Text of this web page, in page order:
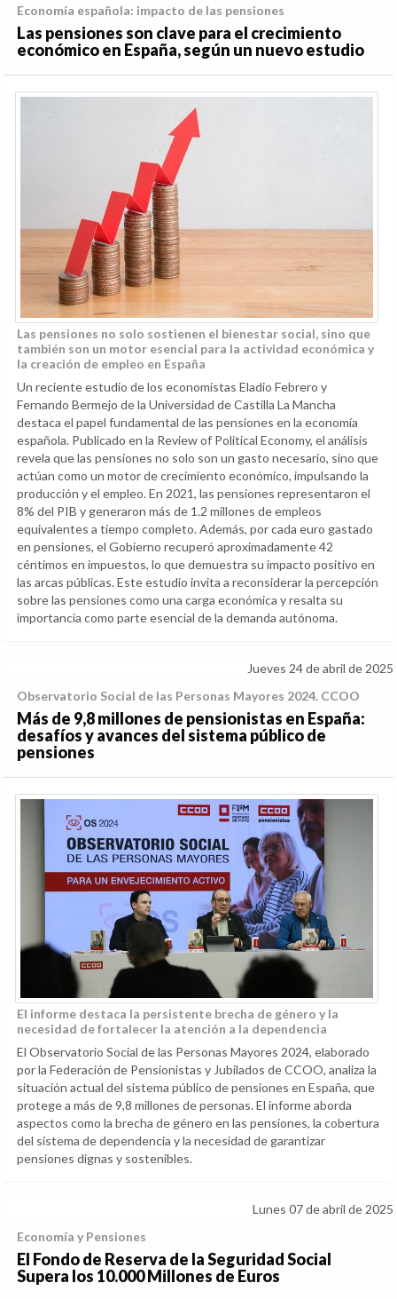
Economía española: impacto de las pensiones
Las pensiones son clave para el crecimiento
económico en España, según un nuevo estudio
Las pensiones no solo sostienen el bienestar social, sino que
también son un motor esencial para la actividad económica y
la creación de empleo en España
Un reciente estudio de los economistas Eladio Febrero y
Fernando Bermejo de la Universidad de Castilla La Mancha
destaca el papel fundamental de las pensiones en la economía
española. Publicado en la Review of Political Economy, el análisis
revela que las pensiones no solo son un gasto necesario, sino que
actúan como un motor de crecimiento económico, impulsando la
producción y el empleo. En 2021, las pensiones representaron el
8% del PIB y generaron más de 1.2 millones de empleos
equivalentes a tiempo completo. Además, por cada euro gastado
en pensiones, el Gobierno recuperó aproximadamente 42
céntimos en impuestos, lo que demuestra su impacto positivo en
las arcas públicas. Este estudio invita a reconsiderar la percepción
sobre las pensiones como una carga económica y resalta su
importancia como parte esencial de la demanda autónoma.
Jueves 24 de abril de 2025
Observatorio Social de las Personas Mayores 2024. CCOO
Más de 9,8 millones de pensionistas en España:
desafíos y avances del sistema público de
pensiones
El informe destaca la persistente brecha de género y la
necesidad de fortalecer la atención a la dependencia
El Observatorio Social de las Personas Mayores 2024, elaborado
por la Federación de Pensionistas y Jubilados de CCOO, analiza la
situación actual del sistema público de pensiones en España, que
protege a más de 9,8 millones de personas. El informe aborda
aspectos como la brecha de género en las pensiones, la cobertura
del sistema de dependencia y la necesidad de garantizar
pensiones dignas y sostenibles.
Lunes 07 de abril de 2025
Economía y Pensiones
El Fondo de Reserva de la Seguridad Social
Supera los 10.000 Millones de Euros